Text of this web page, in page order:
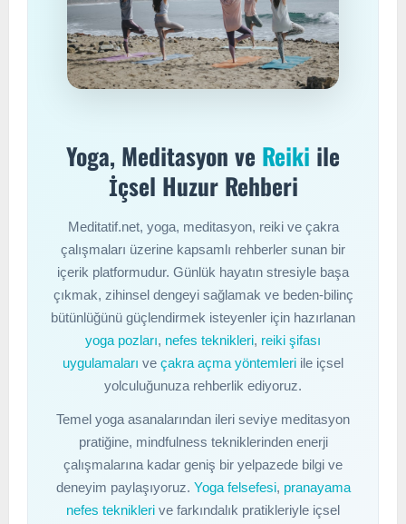
Yoga, Meditasyon ve Reiki ile
İçsel Huzur Rehberi
Meditatif.net, yoga, meditasyon, reiki ve çakra
çalışmaları üzerine kapsamlı rehberler sunan bir
içerik platformudur. Günlük hayatın stresiyle başa
çıkmak, zihinsel dengeyi sağlamak ve beden-bilinç
bütünlüğünü güçlendirmek isteyenler için hazırlanan
yoga pozları, nefes teknikleri, reiki şifası
uygulamaları ve çakra açma yöntemleri ile içsel
yolculuğunuza rehberlik ediyoruz.
Temel yoga asanalarından ileri seviye meditasyon
pratiğine, mindfulness tekniklerinden enerji
çalışmalarına kadar geniş bir yelpazede bilgi ve
deneyim paylaşıyoruz. Yoga felsefesi, pranayama
nefes teknikleri ve farkındalık pratikleriyle içsel